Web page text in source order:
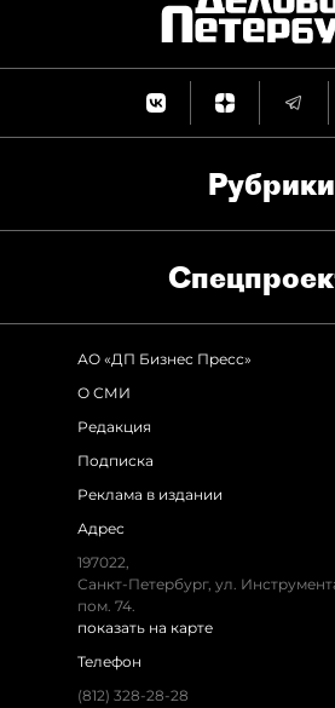
Рубрики
АО «ДП Бизнес Пресс»
О СМИ
Редакция
Подписка
Реклама в издании
Адрес
197022,
Санкт-Петербург, ул.
пом. 74.
показать на карте
Телефон
(812) 328-28-28